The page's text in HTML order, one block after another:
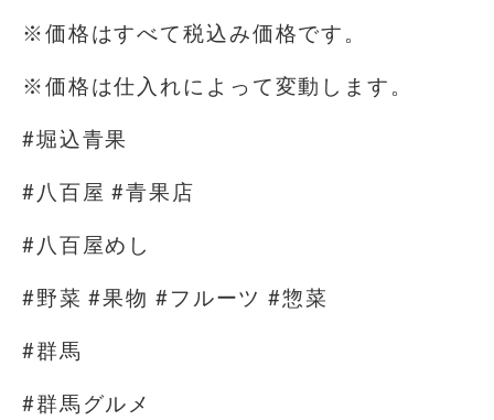
※価格はすべて税込み価格です。
※価格は仕入れによって変動します。
#堀込青果
#八百屋 #青果店
#八百屋めし
#野菜 #果物 #フルーツ #惣菜
#群馬
#群馬グルメ